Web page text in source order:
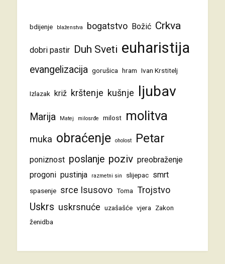
bdijenje blaženstva bogatstvo Božić Crkva
dobri pastir Duh Sveti euharistija
evangelizacija gorušica hram Ivan Krstitelj
Izlazak križ krštenje kušnje ljubav
Marija Matej milosrđe milost molitva
muka obraćenje oholost Petar
poniznost poslanje poziv preobraženje
progoni pustinja razmetni sin slijepac smrt
spasenje srce Isusovo Toma Trojstvo
Uskrs uskrsnuće uzašašće vjera
Zakon
ženidba